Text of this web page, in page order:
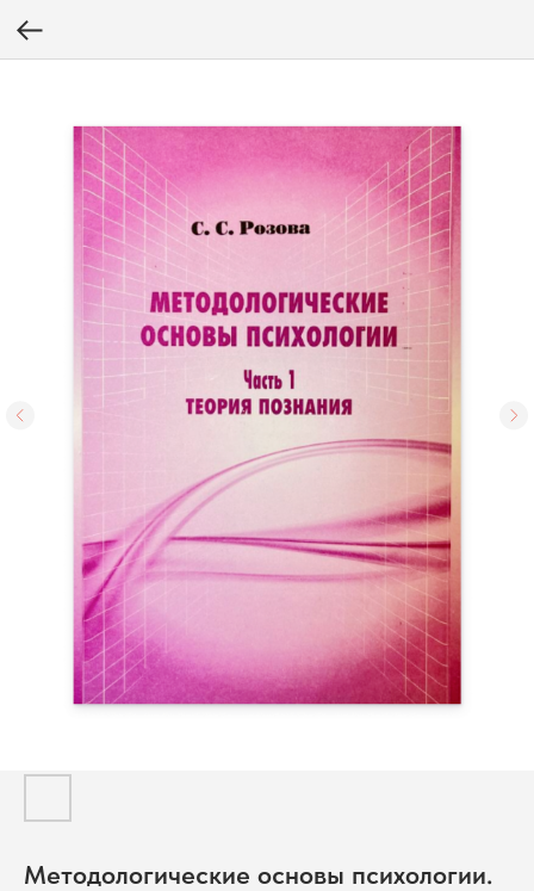
Методологические основы психологии.